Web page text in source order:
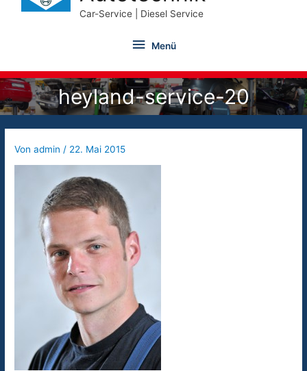
Car-Service | Diesel Service
Menü
Menü
heyland-service-20
Vonadmin / 22. Mai 2015